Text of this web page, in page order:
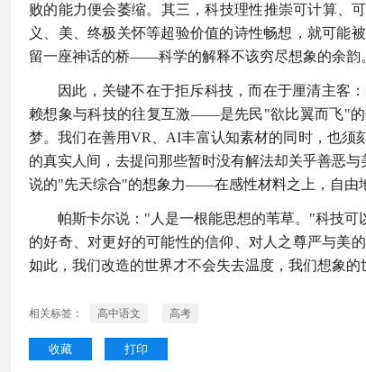
败的能力便会萎缩。其三，科技理性推崇可计算、
义、美、终极关怀等超验价值的诗性畅想，就可能
留一座神话的桥——科学的解释不该穷尽想象的余韵
因此，关键不在于拒斥科技，而在于厘清主客
赖想象与科技的往复互激——是先民"欲比翼而飞"
梦。我们在善用VR、AI丰富认知素材的同时，也
的真实人间，去提问那些暂时没有解法却关乎善恶
说的"先天综合"的想象力——在感性材料之上，自由
帕斯卡尔说："人是一根能思想的苇草。"科技
的好奇、对更好的可能性的信仰、对人之尊严与
如此，我们改造的世界才不会失去温度，我们想象的
相关标签： 高中语文 高考
收藏 打印